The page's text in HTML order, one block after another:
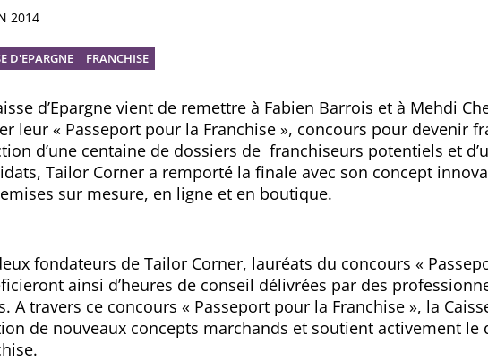
2014
D'EPARGNE FRANCHISE
d’Epargne vient de remettre à Fabien Barrois et à Mehdi
leur « Passeport pour la Franchise », concours pour devenir
d’une centaine de dossiers de franchiseurs potentiels et
Tailor Corner a remporté la finale avec son concept
sur mesure, en ligne et en boutique.
fondateurs de Tailor Corner, lauréats du concours «
ainsi d’heures de conseil délivrées par des
A travers ce concours « Passeport pour la Franchise », la
de nouveaux concepts marchands et soutient activement le